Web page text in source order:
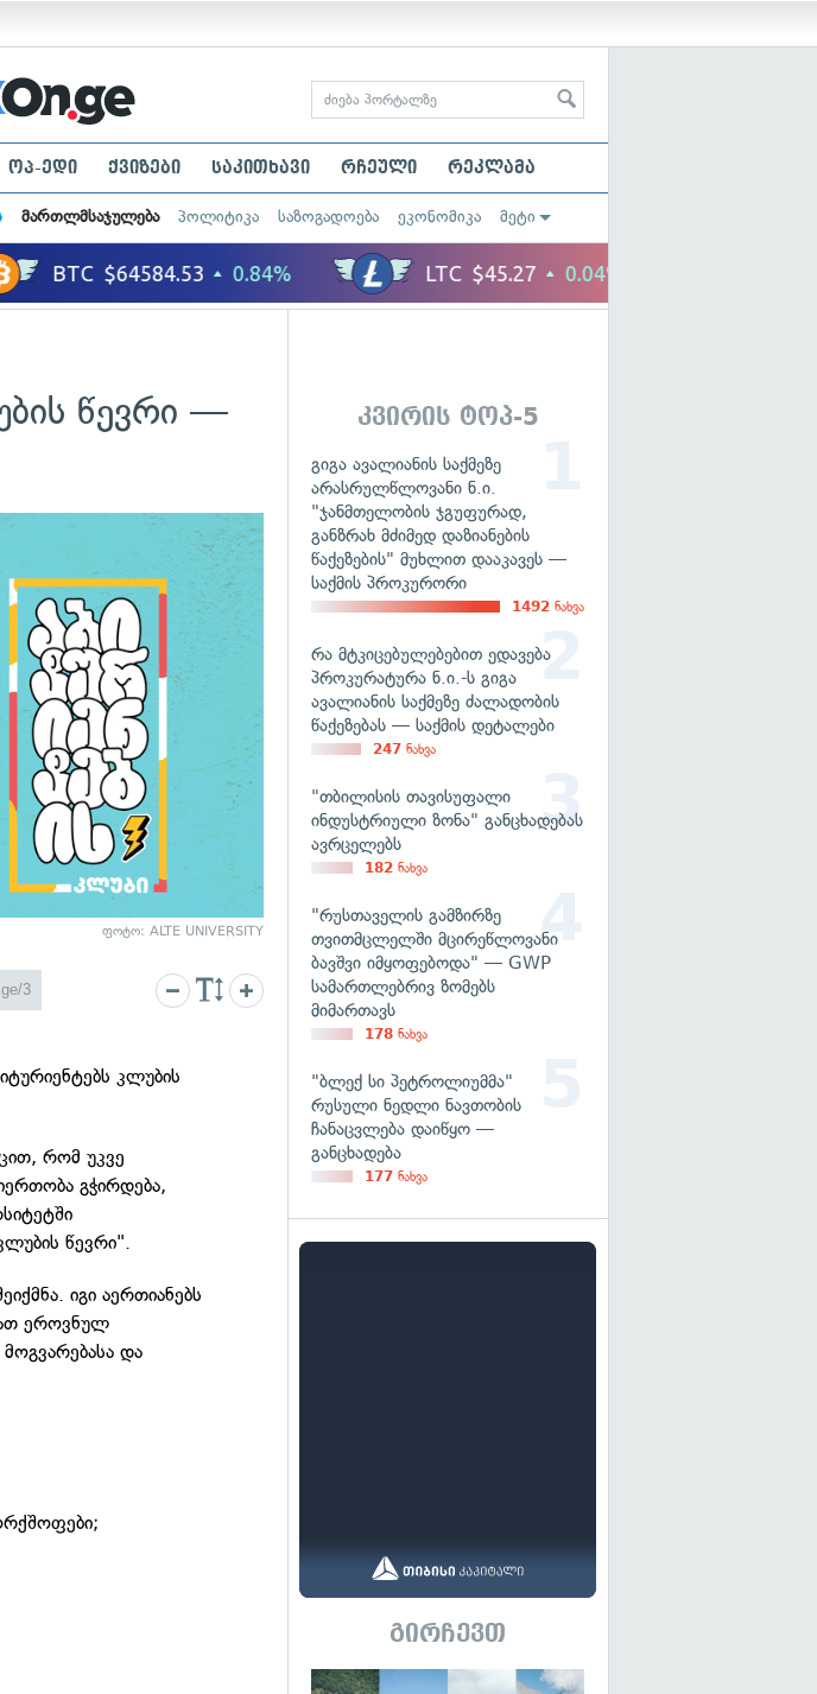
ოპ-ედი ქვიზები საკითხავი რჩეული რეკლამა
მართლმსაჯულება პოლიტიკა საზოგადოება ეკონომიკა მეტი
წევრი —
ფოტო: ALTE UNIVERSITY
კლუბის
რომ უკვე
გჭირდება,
წევრი".
იგი აერთიანებს
ეროვნულ
და
კვირის ტოპ-5
გიგა ავალიანის საქმეზე
არასრულწლოვანი ნ.ი.
"ჯანმთელობის ჯგუფურად,
განზრახ მძიმედ დაზიანების
წაქეზების" მუხლით დააკავეს —
საქმის პროკურორი
1492 ნახვა
რა მტკიცებულებებით ედავება
პროკურატურა ნ.ი.-ს გიგა
ავალიანის საქმეზე ძალადობის
წაქეზებას — საქმის დეტალები
247 ნახვა
"თბილისის თავისუფალი
ინდუსტრიული ზონა" განცხადებას
ავრცელებს
182 ნახვა
"რუსთაველის გამზირზე
თვითმცლელში მცირეწლოვანი
ბავშვი იმყოფებოდა" — GWP
სამართლებრივ ზომებს
მიმართავს
178 ნახვა
"ბლექ სი პეტროლიუმმა"
რუსული ნედლი ნავთობის
ჩანაცვლება დაიწყო —
განცხადება
177 ნახვა
გირჩევთ